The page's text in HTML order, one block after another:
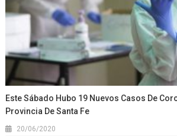
Este Sábado Hubo 19 Nuevos Casos De
Provincia De Santa Fe
20/06/2020